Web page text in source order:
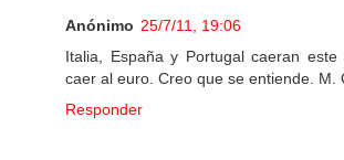
Anónimo 25/7/11, 19:06
Italia, España y Portugal caeran
caer al euro. Creo que se entiende. M.
Responder